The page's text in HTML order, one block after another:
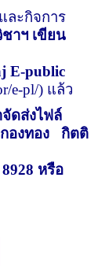
ละกิจการ
าฯ เขียน
E-public
e-pl/) แล้ว
ดส่งไฟล์
องทอง
กิตติ
หรือ